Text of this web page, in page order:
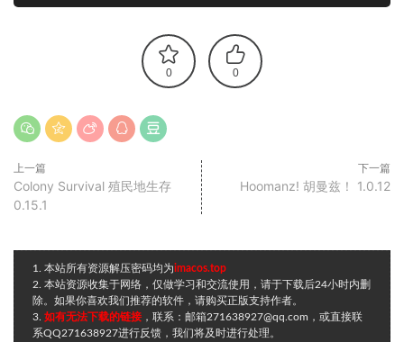
0 0
上一篇
Colony Survival 殖民地生存
0.15.1
下一篇
Hoomanz! 胡曼兹！ 1.0.12
1. 本站所有资源解压密码均为imacos.top
2. 本站资源收集于网络，仅做学习和交流使用，请于下载后24小时内删
除。如果你喜欢我们推荐的软件，请购买正版支持作者。
3. 如有无法下载的链接 ，联系：邮箱271638927@qq.com，或直接联
系QQ271638927进行反馈，我们将及时进行处理。